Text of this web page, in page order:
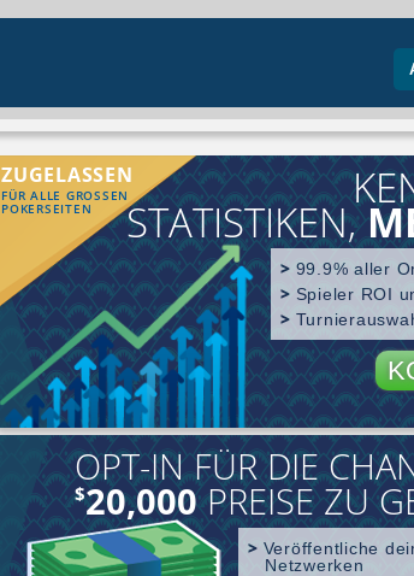
ZUGELASSEN
FÜR ALLE GROSSEN
POKERSEITEN STATISTIKEN,
99.9% aller
Spieler ROI
OPT-IN FÜR DIE
$20,000PREISE ZU
Veröffentliche
Netzwerken